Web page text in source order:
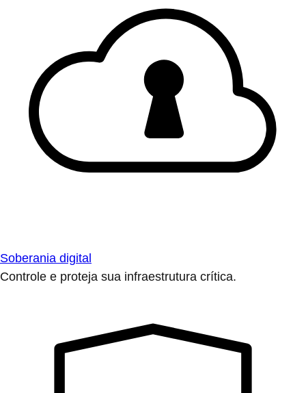
Soberania digital
Controle e proteja sua infraestrutura crítica.